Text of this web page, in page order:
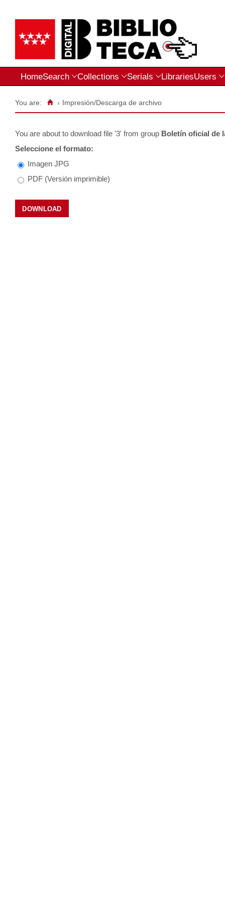
HomeSearch Collections Serials LibrariesUsers
You are: › Impresión/Descarga de archivo
You are about to download file '3' from group Boletín oficial de
Seleccione el formato:
Imagen JPG
PDF (Versión imprimible)